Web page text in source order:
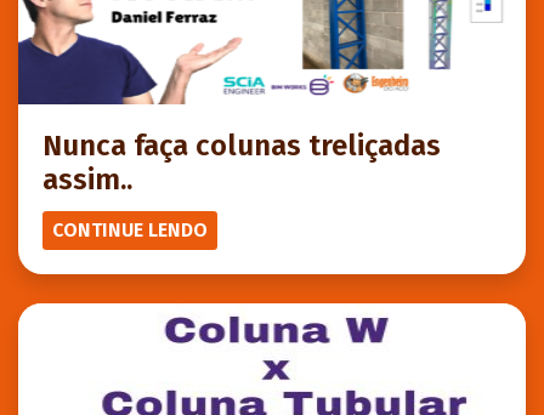
Nunca faça colunas treliçadas
assim..
CONTINUE LENDO